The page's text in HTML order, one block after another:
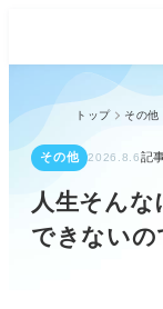
トップ その他
その他 2026.8.6記
人生そん
できない